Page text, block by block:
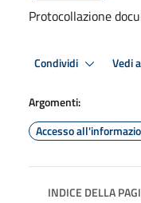
Protocollazione
Condividi Vedi
Argomenti:
Accesso
INDICE DELLA